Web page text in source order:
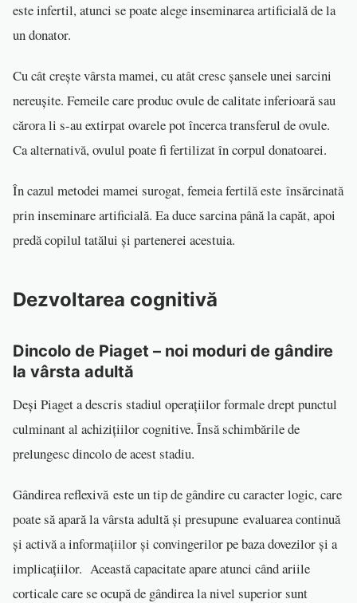
este infertil, atunci se poate alege inseminarea artificială de la
un donator.
Cu cât crește vârsta mamei, cu atât cresc șansele unei sarcini
nereușite. Femeile care produc ovule de calitate inferioară sau
cărora li s-au extirpat ovarele pot încerca transferul de ovule.
Ca alternativă, ovulul poate fi fertilizat în corpul donatoarei.
În cazul metodei mamei surogat, femeia fertilă este însărcinată
prin inseminare artificială. Ea duce sarcina până la capăt, apoi
predă copilul tatălui și partenerei acestuia.
Dezvoltarea cognitivă
Dincolo de Piaget – noi moduri de gândire
la vârsta adultă
Deși Piaget a descris stadiul operațiilor formale drept punctul
culminant al achizițiilor cognitive. Însă schimbările de
prelungesc dincolo de acest stadiu.
Gândirea reflexivă este un tip de gândire cu caracter logic, care
poate să apară la vârsta adultă și presupune evaluarea continuă
și activă a informațiilor și convingerilor pe baza dovezilor și a
implicațiilor. Această capacitate apare atunci când ariile
corticale care se ocupă de gândirea la nivel superior sunt